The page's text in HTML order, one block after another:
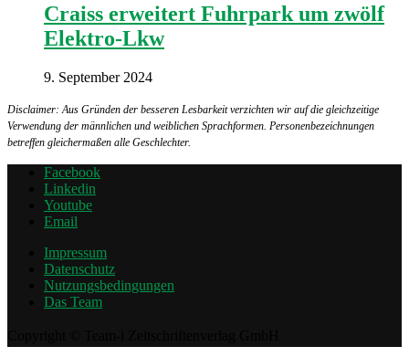
Craiss erweitert Fuhrpark um zwölf
Elektro-Lkw
9. September 2024
Disclaimer: Aus Gründen der besseren Lesbarkeit verzichten wir auf die gleichzeitige
Verwendung der männlichen und weiblichen Sprachformen. Personenbezeichnungen
betreffen gleichermaßen alle Geschlechter.
Facebook
Linkedin
Youtube
Email
Impressum
Datenschutz
Nutzungsbedingungen
Das Team